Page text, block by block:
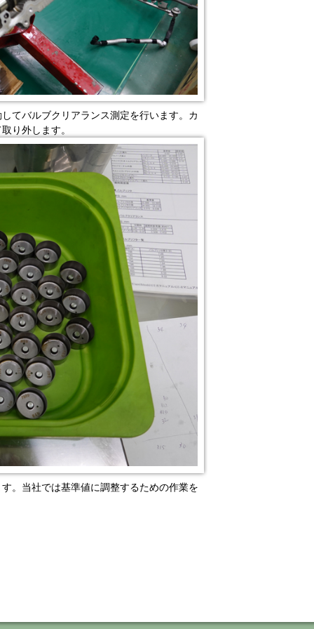
てバルブクリアランス測定を行います。カ
り外します。
。当社では基準値に調整するための作業を